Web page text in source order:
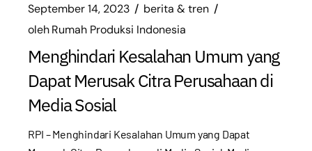
September 14, 2023
berita & tren
olehRumah Produksi Indonesia
Menghindari Kesalahan Umum yang
Dapat Merusak Citra Perusahaan di
Media Sosial
RPI – Menghindari Kesalahan Umum yang Dapat